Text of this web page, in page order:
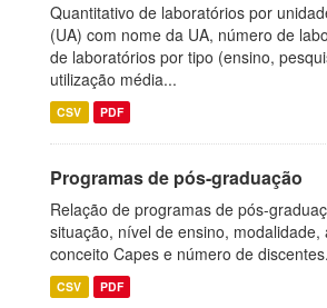
Quantitativo de laboratórios por
(UA) com nome da UA, número de
de laboratórios por tipo (ensino,
utilização média...
CSV PDF
Programas de pós-graduação
Relação de programas de pós-
situação, nível de ensino, modalidade,
conceito Capes e número de discentes.
CSV PDF